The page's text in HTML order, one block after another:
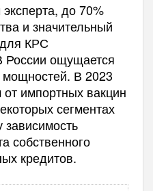
до 70%
и значительный
КРС
России ощущается
В 2023
импортных вакцин
сегментах
собственного
кредитов.